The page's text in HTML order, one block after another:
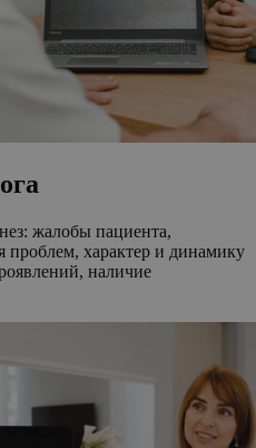
жалобы пациента,
характер и динамику
наличие